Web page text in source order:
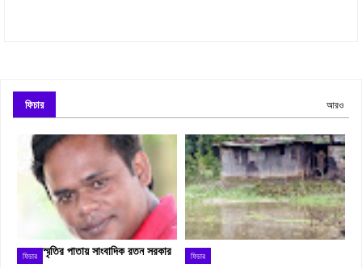
ফিচার আরও
ফিচার স্মৃতির পাতায় সাংবাদিক রতন সরকার ফিচার